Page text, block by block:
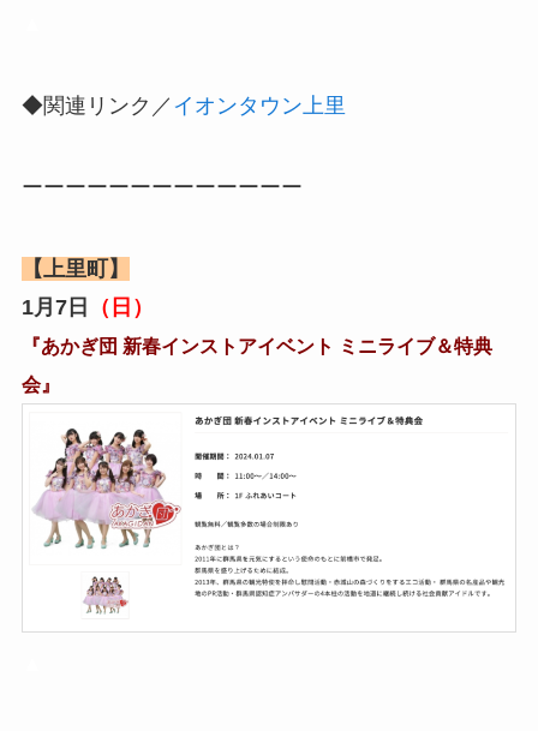
◆関連リンク／ イオンタウン上里
ーーーーーーーーーーーーー
【上里町】
1月7日
（日）
『あかぎ団 新春インストアイベント ミニライブ＆特典
会』